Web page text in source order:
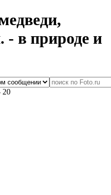
- в природе и
20